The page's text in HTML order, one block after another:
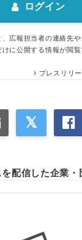
ログイン
広報担当者の連絡先
に公開する情報が閲
プレスリリ
配信した企業・